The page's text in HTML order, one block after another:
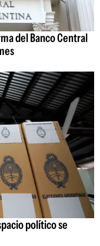
del Banco Central
político se